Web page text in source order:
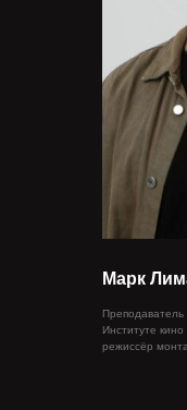
Марк
Институте
режиссёр